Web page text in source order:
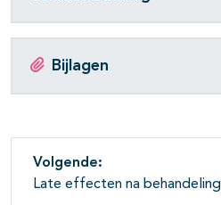
open- en dichtklappen
open- en dichtklappen
Bijlagen
Volgende:
Late effecten na behandeling